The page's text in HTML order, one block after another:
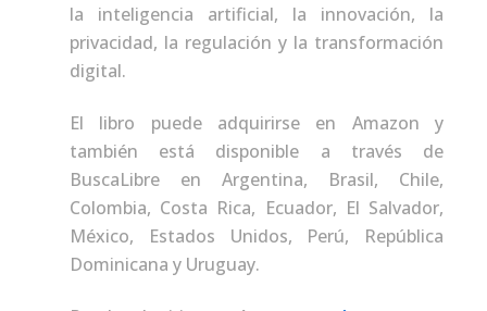
la inteligencia artificial, la innovación, la
privacidad, la regulación y la transformación
digital.
El libro puede adquirirse en Amazon y
también está disponible a través de
BuscaLibre en Argentina, Brasil, Chile,
Colombia, Costa Rica, Ecuador, El Salvador,
México, Estados Unidos, Perú, República
Dominicana y Uruguay.